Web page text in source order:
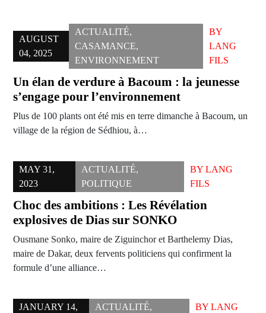
AUGUST
04, 2025
ACTUALITÉ,
CASAMANCE,
ENVIRONNEMENT
BY
LANG
FILS
Un élan de verdure à Bacoum : la jeunesse
s’engage pour l’environnement
Plus de 100 plants ont été mis en terre dimanche à Bacoum, un
village de la région de Sédhiou, à…
MAY 31,
2023
ACTUALITÉ,
POLITIQUE
BY LANG
FILS
Choc des ambitions : Les Révélation
explosives de Dias sur SONKO
Ousmane Sonko, maire de Ziguinchor et Barthelemy Dias,
maire de Dakar, deux fervents politiciens qui confirment la
formule d’une alliance…
JANUARY 14,
ACTUALITÉ,
BY LANG